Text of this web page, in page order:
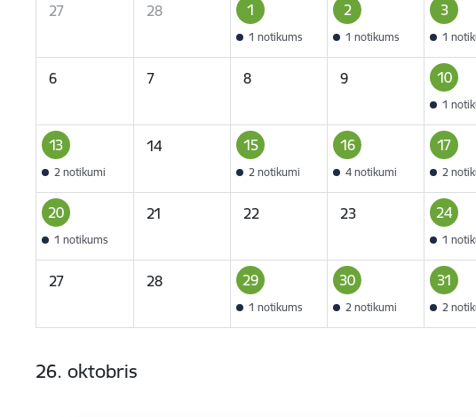
27
28 1
1 notikums
2
1 notikums
3
1
6 7 8 9 10
1
13
2 notikumi
14 15
2 notikumi
16
4 notikumi
17
2
20
1 notikums
21 22 23 24
1
27 28 29
1 notikums
30
2 notikumi
31
2
26. oktobris